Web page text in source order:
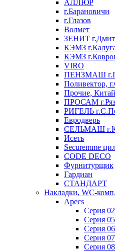
АЛЛЮР
г.Барановичи
г.Глазов
Волмет
ЗЕНИТ
КЭМЗ
КЭМЗ
VIRO
ПЕНЗМАШ
Поливектор,
Прочие, Китай
ПРОСАМ
РИГЕЛЬ
Евродверь
СЕЛЬМАШ
Исеть
Securemme
CODE DECO
Фурнитурщик
Гардиан
СТАНДАРТ
Накладки, WC-
Apecs
Cерия
Cерия
Cерия 06
Cерия
Cерия